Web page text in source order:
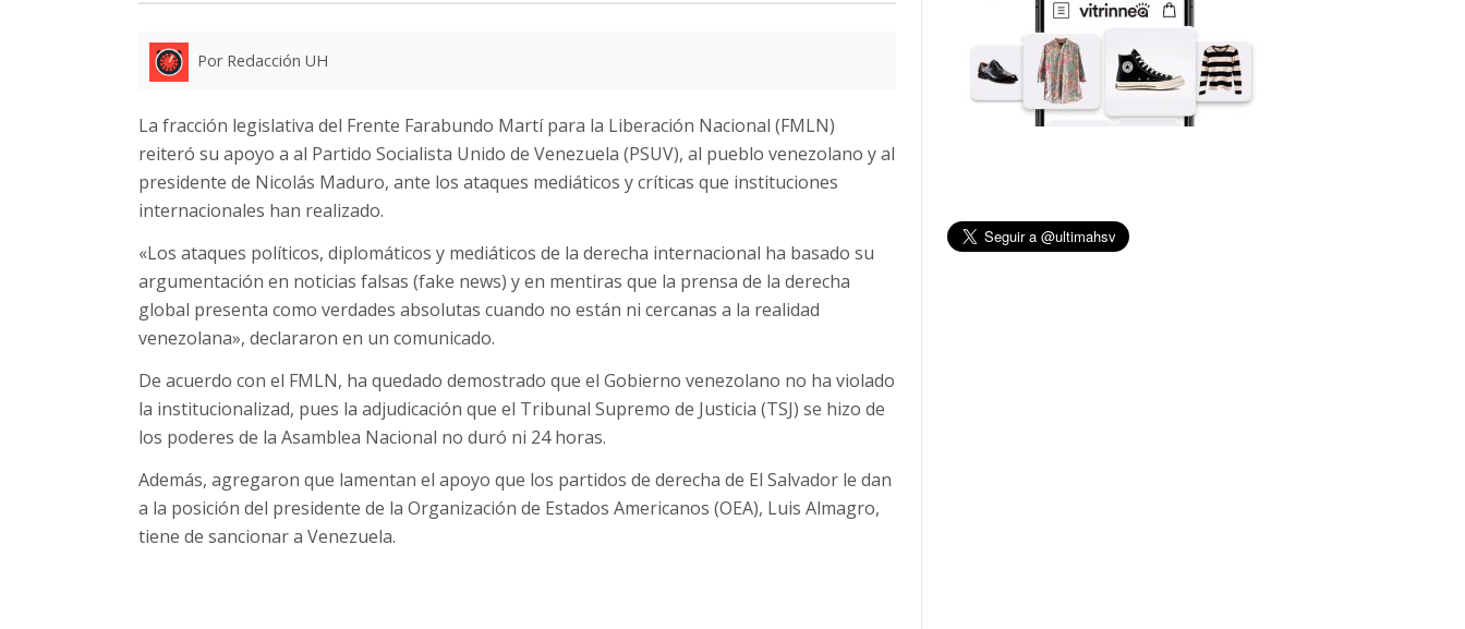
Por Redacción UH
La fracción legislativa del Frente Farabundo Martí para la Liberación Nacional (FMLN)
reiteró su apoyo a al Partido Socialista Unido de Venezuela (PSUV), al pueblo venezolano y al
presidente de Nicolás Maduro, ante los ataques mediáticos y críticas que instituciones
internacionales han realizado.
«Los ataques políticos, diplomáticos y mediáticos de la derecha internacional ha basado su
argumentación en noticias falsas (fake news) y en mentiras que la prensa de la derecha
global presenta como verdades absolutas cuando no están ni cercanas a la realidad
venezolana», declararon en un comunicado.
De acuerdo con el FMLN, ha quedado demostrado que el Gobierno venezolano no ha violado
la institucionalizad, pues la adjudicación que el Tribunal Supremo de Justicia (TSJ) se hizo de
los poderes de la Asamblea Nacional no duró ni 24 horas.
Además, agregaron que lamentan el apoyo que los partidos de derecha de El Salvador le dan
a la posición del presidente de la Organización de Estados Americanos (OEA), Luis Almagro,
tiene de sancionar a Venezuela.